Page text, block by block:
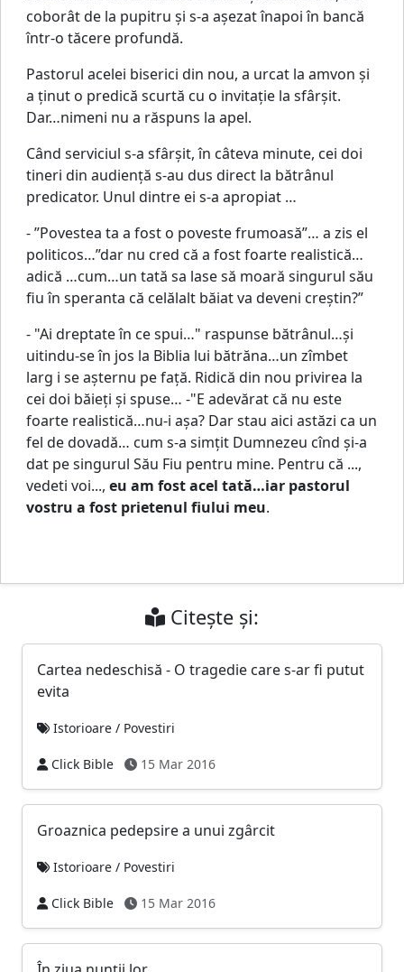
coborât de la pupitru şi s-a aşezat înapoi în bancă
într-o tăcere profundă.
Pastorul acelei biserici din nou, a urcat la amvon şi
a ţinut o predică scurtă cu o invitaţie la sfârşit.
Dar…nimeni nu a răspuns la apel.
Când serviciul s-a sfârşit, în câteva minute, cei doi
tineri din audienţă s-au dus direct la bătrânul
predicator. Unul dintre ei s-a apropiat …
- ”Povestea ta a fost o poveste frumoasă”… a zis el
politicos…”dar nu cred că a fost foarte realistică…
adică …cum…un tată sa lase să moară singurul său
fiu în speranta că celălalt băiat va deveni creştin?”
- "Ai dreptate în ce spui…" raspunse bătrânul…şi
uitindu-se în jos la Biblia lui bătrăna…un zîmbet
larg i se aşternu pe faţă. Ridică din nou privirea la
cei doi băieţi şi spuse… -"E adevărat că nu este
foarte realistică…nu-i aşa? Dar stau aici astăzi ca un
fel de dovadă… cum s-a simţit Dumnezeu cînd şi-a
dat pe singurul Său Fiu pentru mine. Pentru că ...,
vedeti voi..., eu am fost acel tată…iar pastorul
vostru a fost prietenul fiului meu.
Citește și:
Cartea nedeschisă - O tragedie care s-ar fi putut
evita
Istorioare / Povestiri
Click Bible 15 Mar 2016
Groaznica pedepsire a unui zgârcit
Istorioare / Povestiri
Click Bible 15 Mar 2016